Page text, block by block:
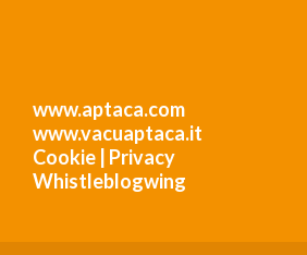
www.aptaca.com
www.vacuaptaca.it
Cookie Privacy
Whistleblogwing